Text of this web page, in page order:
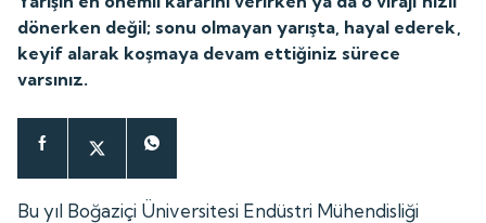
dönerken değil; sonu olmayan yarışta, hayal ederek,
keyif alarak koşmaya devam ettiğiniz sürece
varsınız.
Bu yıl Boğaziçi Üniversitesi Endüstri Mühendisliği